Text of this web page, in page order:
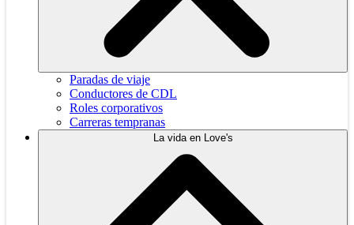
Paradas de viaje
Conductores de CDL
Roles corporativos
Carreras tempranas
La vida en Love's